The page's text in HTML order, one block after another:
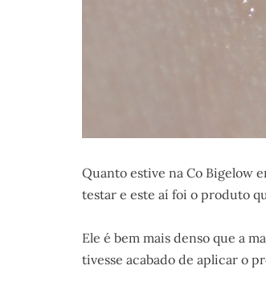
Quanto estive na Co Bigelow
testar e este aí foi o produto
Ele é bem mais denso que a
tivesse acabado de aplicar o